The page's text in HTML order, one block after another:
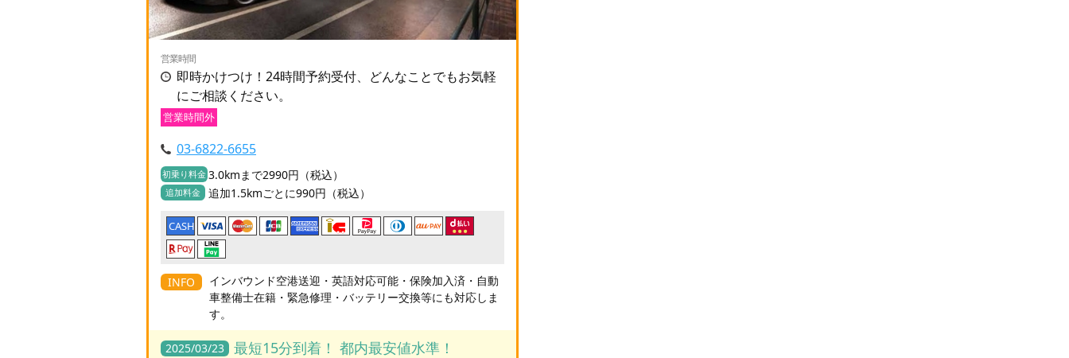
営業時間
即時かけつけ！24時間予約受付、どんなことでもお気軽
にご相談ください。
営業時間外
03-6822-6655
初乗り料金 3.0kmまで2990円（税込）
追加料金 追加1.5kmごとに990円（税込）
CASH
INFO
インバウンド空港送迎・英語対応可能・保険加入済・自動
車整備士在籍・緊急修理・バッテリー交換等にも対応しま
す。
2025/03/23 最短15分到着！ 都内最安値水準！